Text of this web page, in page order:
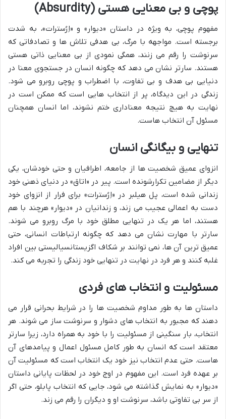
پوچی و بی معنایی هستی (Absurdity)
مفهوم پوچی، به ویژه در داستان «دیوار» و «اِرُسترات»، به شدت
برجسته است. مواجهه با مرگ، بی هدفی تلاش ها و تصادفاتی که
سرنوشت را رقم می زنند، همگی نمودی از بی معنایی ذاتی هستی
هستند. سارتر نشان می دهد که چگونه انسان در جستجوی معنا در
دنیایی بی هدف و بی تفاوت، با اضطراب و پوچی روبرو می شود.
زندگی در این دیدگاه، پر از انتخاب هایی است که ممکن است در
نهایت به هیچ نتیجه معناداری ختم نشوند، اما انسان همچنان
مسئول آن انتخاب هاست.
تنهایی و بیگانگی انسان
انزوای عمیق شخصیت ها از جامعه، اطرافیان و حتی خودشان، یکی
دیگر از مضامین تکرارشونده است. پیر در «اتاق» در دنیای ذهنی خود
زندانی شده است، پل هیلبر در «اِرُسترات» برای فرار از انزوای خود
دست به اعمالی عجیب می زند، و زندانیان در «دیوار» هرچند با هم
هستند، اما هر یک در تنهایی مطلق خود با مرگ روبرو می شوند.
سارتر با مهارت نشان می دهد که چگونه ارتباطات انسانی، حتی
عمیق ترین آن ها، نمی توانند بر شکاف اگزیستانسیالیستی بین افراد
غلبه کنند و هر فرد در نهایت در تنهایی خود زندگی را تجربه می کند.
مسئولیت و انتخاب های فردی
داستان ها به طور مداوم شخصیت ها را در شرایط بحرانی قرار می
دهند که مجبور به انتخاب های دشوار و سرنوشت ساز می شوند. هر
انتخاب، بار سنگینی از مسئولیت را با خود به همراه دارد، زیرا سارتر
معتقد است که انسان به طور کامل مسئول اعمال و پیامدهای آن
هاست. حتی عدم انتخاب نیز خود یک انتخاب است که مسئولیت آن
بر عهده فرد است. این مفهوم در اوج خود در لحظات پایانی داستان
«دیوار» به نمایش گذاشته می شود، جایی که انتخاب پابلو، حتی اگر
از سر بی تفاوتی باشد، سرنوشت او و دیگران را رقم می زند.